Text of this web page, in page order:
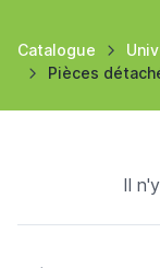
Catalogue
Pièces
Il